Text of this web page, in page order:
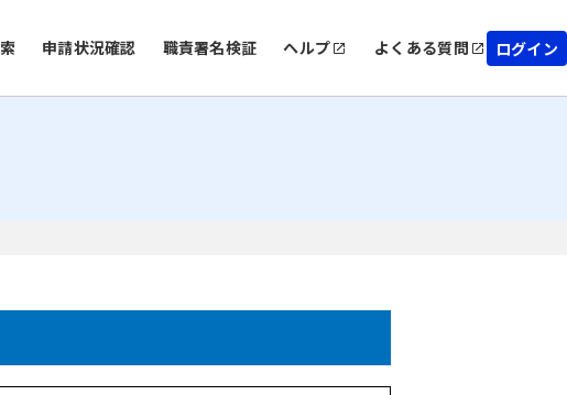
申請状況確認 職責署名検証 ヘルプ よくある質問 ログイン